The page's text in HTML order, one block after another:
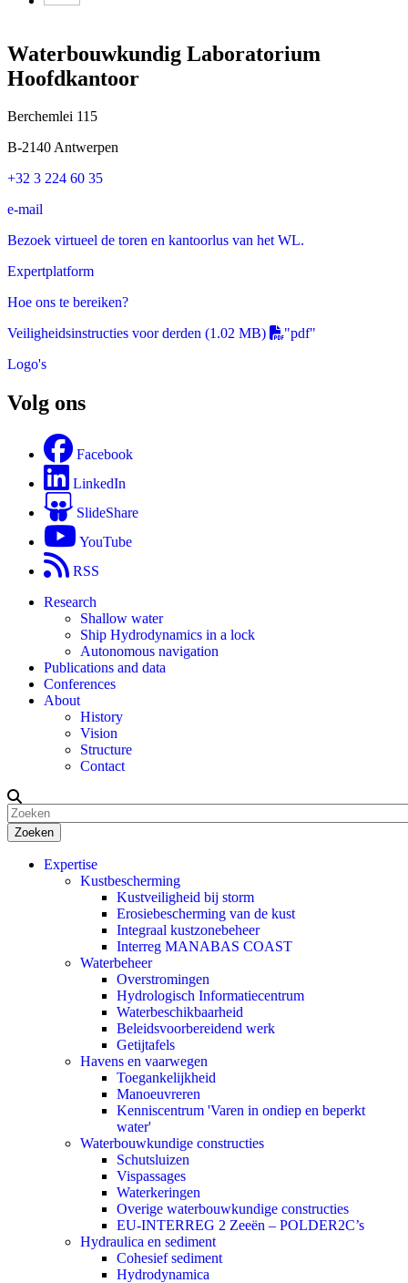
Waterbouwkundig Laboratorium
Hoofdkantoor
Berchemlei 115
B-2140 Antwerpen
+32 3 224 60 35
e-mail
Bezoek virtueel de toren en kantoorlus van het WL.
Expertplatform
Hoe ons te bereiken?
Veiligheidsinstructies voor derden (1.02 MB)
"pdf"
Logo's
Volg ons
Facebook
LinkedIn
SlideShare
YouTube
RSS
Research
Shallow water
Ship Hydrodynamics in a lock
Autonomous navigation
Publications and data
Conferences
About
History
Vision
Structure
Contact
Zoeken
Expertise
Kustbescherming
Kustveiligheid bij storm
Erosiebescherming van de kust
Integraal kustzonebeheer
Interreg MANABAS COAST
Waterbeheer
Overstromingen
Hydrologisch Informatiecentrum
Waterbeschikbaarheid
Beleidsvoorbereidend werk
Getijtafels
Havens en vaarwegen
Toegankelijkheid
Manoeuvreren
Kenniscentrum 'Varen in ondiep en beperkt
water'
Waterbouwkundige constructies
Schutsluizen
Vispassages
Waterkeringen
Overige waterbouwkundige constructies
EU-INTERREG 2 Zeeën – POLDER2C’s
Hydraulica en sediment
Cohesief sediment
Hydrodynamica